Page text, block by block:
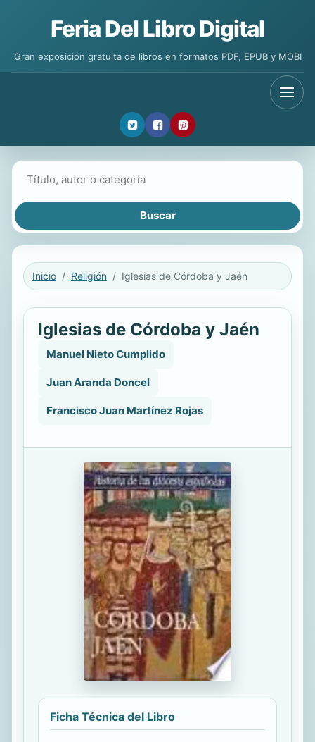
Feria Del Libro Digital
Gran exposición gratuita de libros en formatos PDF, EPUB y MOBI
Inicio Religión Iglesias de Córdoba y Jaén
Iglesias de Córdoba y Jaén
Manuel Nieto Cumplido
Juan Aranda Doncel
Francisco Juan Martínez Rojas
Ficha Técnica del Libro